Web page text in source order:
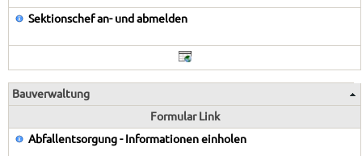
Sektionschef an- und abmelden
Bauverwaltung
Formular Link
Abfallentsorgung - Informationen einholen